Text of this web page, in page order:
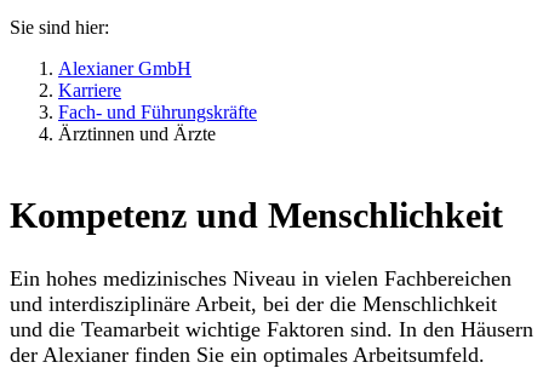
Sie sind hier:
Alexianer GmbH
Karriere
Fach- und Führungskräfte
Ärztinnen und Ärzte
Kompetenz und Menschlichkeit
Ein hohes medizinisches Niveau in vielen Fachbereichen
und interdisziplinäre Arbeit, bei der die Menschlichkeit
und die Teamarbeit wichtige Faktoren sind. In den Häusern
der Alexianer finden Sie ein optimales Arbeitsumfeld.